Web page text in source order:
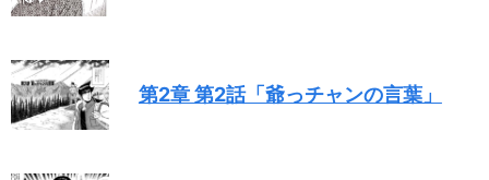
第2章 第2話「爺っチャンの言葉」